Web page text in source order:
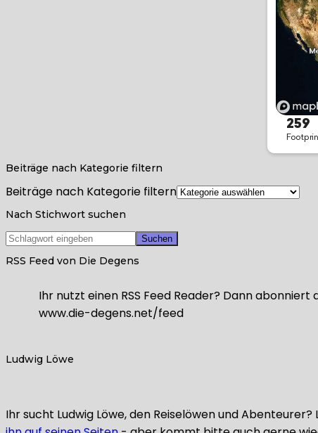
Beiträge nach Kategorie filtern
Beiträge nach Kategorie filtern
Nach Stichwort suchen
RSS Feed von Die Degens
Ihr nutzt einen RSS Feed Reader? Dann
www.die-degens.net/feed
Ludwig Löwe
Ihr sucht Ludwig Löwe, den Reiselöwen und